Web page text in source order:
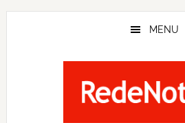
Skip
MENU